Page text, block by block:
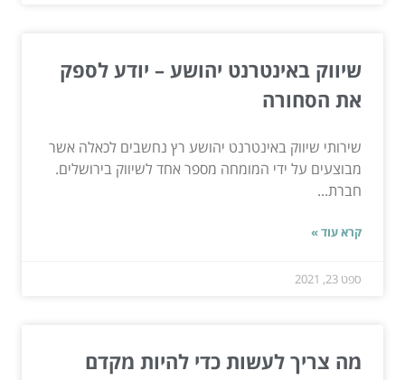
שיווק באינטרנט יהושע – יודע לספק
את הסחורה
שירותי שיווק באינטרנט יהושע רץ נחשבים לכאלה אשר
מבוצעים על ידי המומחה מספר אחד לשיווק בירושלים.
חברת...
קרא עוד »
ספט 23, 2021
מה צריך לעשות כדי להיות מקדם